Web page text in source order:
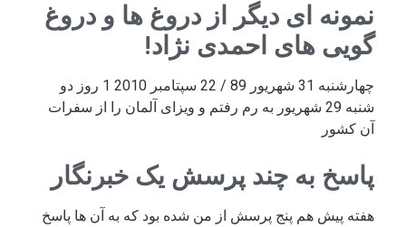
نمونه ای دیگر از دروغ ها و دروغ
گویی های احمدی نژاد!
چهارشنبه 31 شهریور 89 / 22 سپتامبر 2010 1 روز دو
شنبه 29 شهریور به رم رفتم و ویزای آلمان را از سفرات
آن کشور
پاسخ به چند پرسش یک خبرنگار
هفته پیش هم پنج پرسش از من شده بود که به آن ها پاسخ